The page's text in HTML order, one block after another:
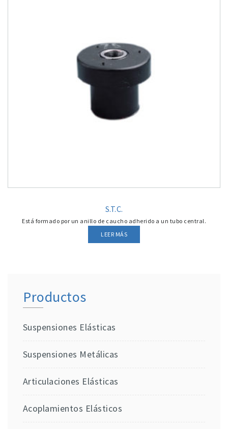
S.T.C.
Está formado por un anillo de caucho adherido a un tubo central.
LEER MÁS
Productos
Suspensiones Elásticas
Suspensiones Metálicas
Articulaciones Elásticas
Acoplamientos Elásticos